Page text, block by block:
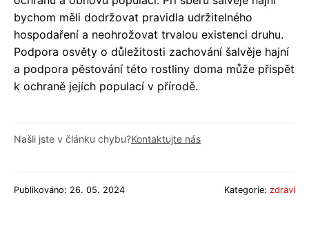
bychom měli dodržovat pravidla udržitelného
hospodaření a neohrožovat trvalou existenci druhu.
Podpora osvěty o důležitosti zachování šalvěje hajní
a podpora pěstování této rostliny doma může přispět
k ochraně jejích populací v přírodě.
Našli jste v článku chybu?Kontaktujte nás
Publikováno: 26. 05. 2024 Kategorie: zdraví